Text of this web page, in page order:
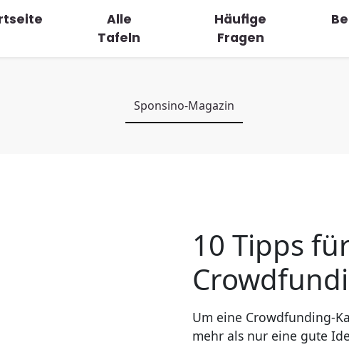
Alle
Tafeln
Häufige
Fragen
Sponsino-Magazin
10 Tipps
Um eine Crowdfunding-
mehr als nur eine gute